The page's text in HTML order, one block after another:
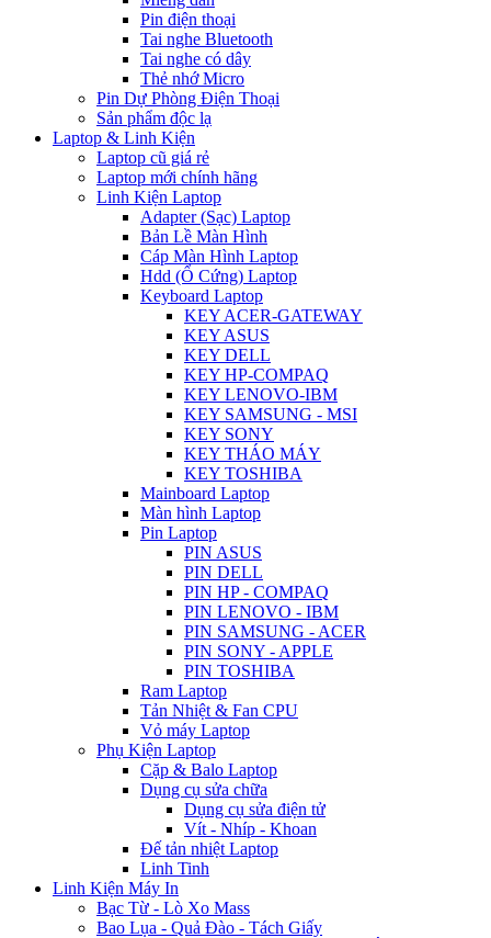
Pin điện thoại
Tai nghe Bluetooth
Tai nghe có dây
Thẻ nhớ Micro
Pin Dự Phòng Điện Thoại
Sản phẩm độc lạ
Laptop & Linh Kiện
Laptop cũ giá rẻ
Laptop mới chính hãng
Linh Kiện Laptop
Adapter (Sạc) Laptop
Bản Lề Màn Hình
Cáp Màn Hình Laptop
Hdd (Ổ Cứng) Laptop
Keyboard Laptop
KEY ACER-GATEWAY
KEY ASUS
KEY DELL
KEY HP-COMPAQ
KEY LENOVO-IBM
KEY SAMSUNG - MSI
KEY SONY
KEY THÁO MÁY
KEY TOSHIBA
Mainboard Laptop
Màn hình Laptop
Pin Laptop
PIN ASUS
PIN DELL
PIN HP - COMPAQ
PIN LENOVO - IBM
PIN SAMSUNG - ACER
PIN SONY - APPLE
PIN TOSHIBA
Ram Laptop
Tản Nhiệt & Fan CPU
Vỏ máy Laptop
Phụ Kiện Laptop
Cặp & Balo Laptop
Dụng cụ sửa chữa
Dụng cụ sửa điện tử
Vít - Nhíp - Khoan
Đế tản nhiệt Laptop
Linh Tinh
Linh Kiện Máy In
Bạc Từ - Lò Xo Mass
Bao Lụa - Quả Đào - Tách Giấy